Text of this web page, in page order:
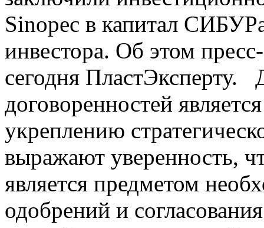
Sinopec в капитал СИБУРа
инвестора. Об этом
сегодня ПластЭксперту.
договоренностей
укреплению
выражают уверенность,
является предметом
одобрений и